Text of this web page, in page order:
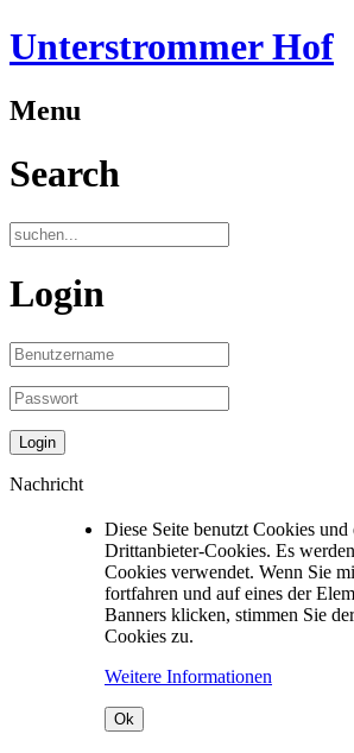
Unterstrommer Hof
Menu
Search
Login
Nachricht
Diese Seite benutzt Cookies und
Drittanbieter-Cookies. Es
Cookies verwendet. Wenn Sie
fortfahren und auf eines der
Banners klicken, stimmen Sie
Cookies zu.
Weitere Informationen
Ok